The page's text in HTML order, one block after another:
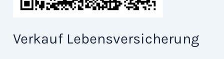
Verkauf Lebensversicherung